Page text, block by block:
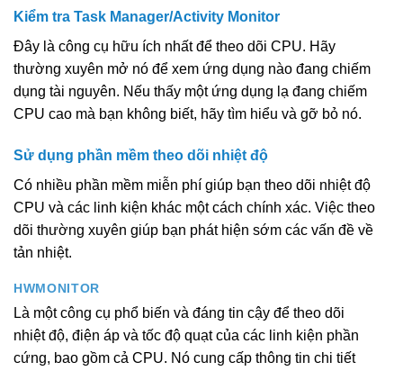
Kiểm tra Task Manager/Activity Monitor
Đây là công cụ hữu ích nhất để theo dõi CPU. Hãy
thường xuyên mở nó để xem ứng dụng nào đang chiếm
dụng tài nguyên. Nếu thấy một ứng dụng lạ đang chiếm
CPU cao mà bạn không biết, hãy tìm hiểu và gỡ bỏ nó.
Sử dụng phần mềm theo dõi nhiệt độ
Có nhiều phần mềm miễn phí giúp bạn theo dõi nhiệt độ
CPU và các linh kiện khác một cách chính xác. Việc theo
dõi thường xuyên giúp bạn phát hiện sớm các vấn đề về
tản nhiệt.
HWMONITOR
Là một công cụ phổ biến và đáng tin cậy để theo dõi
nhiệt độ, điện áp và tốc độ quạt của các linh kiện phần
cứng, bao gồm cả CPU. Nó cung cấp thông tin chi tiết